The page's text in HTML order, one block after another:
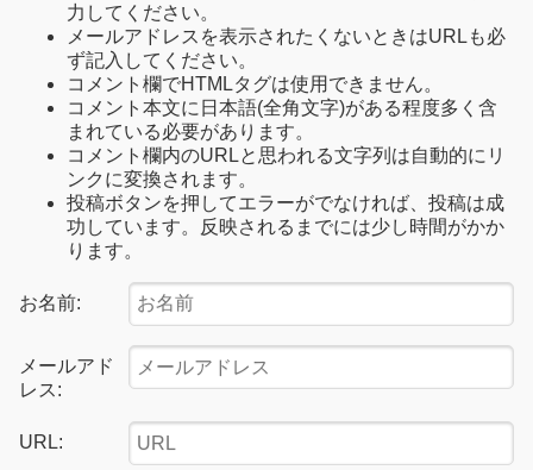
力してください。
メールアドレスを表示されたくないときはURLも必
ず記入してください。
コメント欄でHTMLタグは使用できません。
コメント本文に日本語(全角文字)がある程度多く含
まれている必要があります。
コメント欄内のURLと思われる文字列は自動的にリ
ンクに変換されます。
投稿ボタンを押してエラーがでなければ、投稿は成
功しています。反映されるまでには少し時間がかか
ります。
お名前:
メールアド
レス:
URL: